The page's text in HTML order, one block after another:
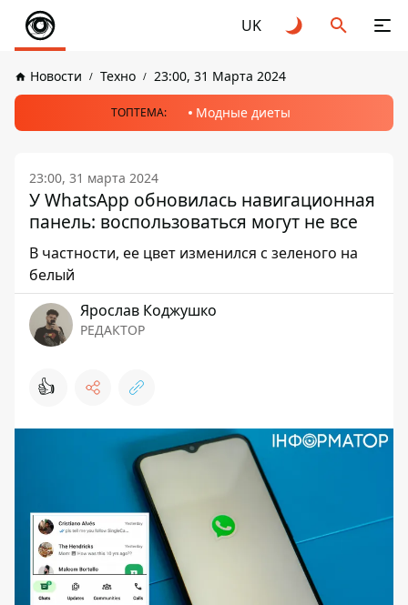
UK
Новости Техно 23:00, 31 Марта 2024
ТОПТЕМА: Модные диеты
23:00, 31 марта 2024
У WhatsApp обновилась навигационная
панель: воспользоваться могут не все
В частности, ее цвет изменился с зеленого на
белый
Ярослав Коджушко
РЕДАКТОР
👍